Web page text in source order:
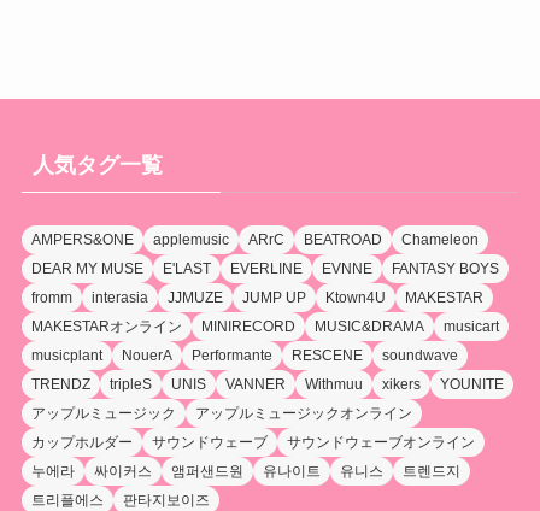
人気タグ一覧
AMPERS&ONE applemusic ARrC BEATROAD
Chameleon
DEAR MY MUSE
E'LAST EVERLINE EVNNE
FANTASY BOYS
fromm
interasia JJMUZE JUMP UP Ktown4U
MAKESTAR
MAKESTARオンライン
MINIRECORD MUSIC&DRAMA
musicart
musicplant
NouerA Performante RESCENE
soundwave
TRENDZ
tripleS UNIS VANNER Withmuu xikers
YOUNITE
アップルミュージック
アップルミュージックオンライン
カップホルダー
サウンドウェーブ
サウンドウェーブオンライン
누에라
싸이커스 앰퍼샌드원 유나이트 유니스
트렌드지
트리플에스
판타지보이즈